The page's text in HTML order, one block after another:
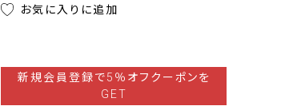
お気に入りに追加
新規会員登録で5％オフクーポンを
GET